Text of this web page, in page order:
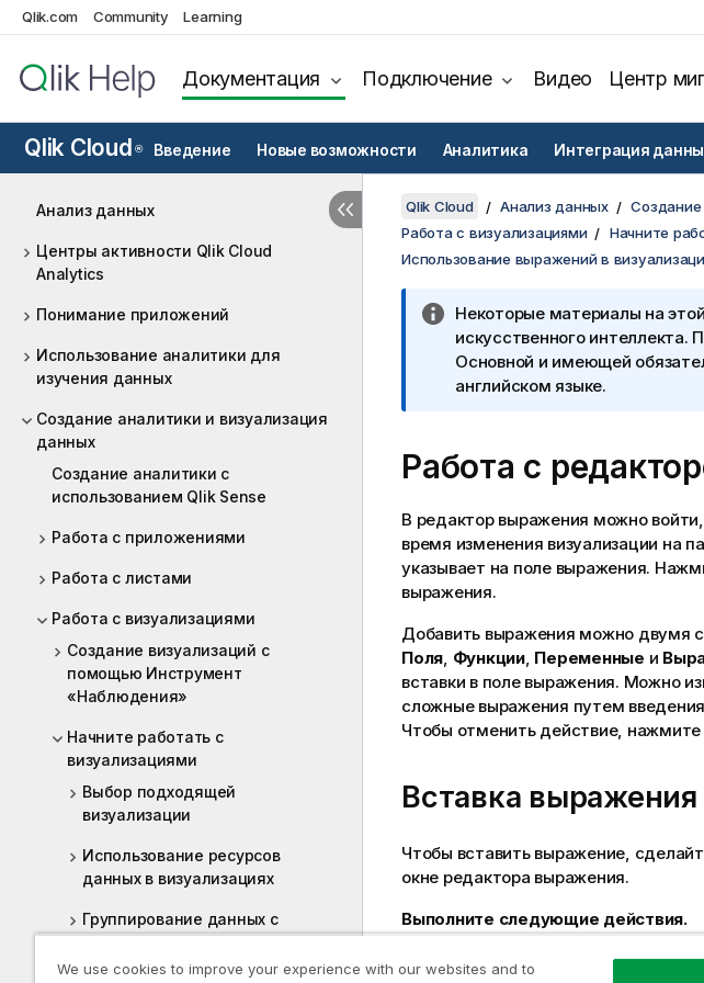
Qlik.com Community Learning
Документация Подключение Видео Центр
Qlik Cloud ® Введение Новые возможности Аналитика Интеграция
Анализ данных
Центры активности Qlik Cloud
Analytics
Понимание приложений
Использование аналитики для
изучения данных
Создание аналитики и визуализация
данных
Создание аналитики с
использованием Qlik Sense
Работа с приложениями
Работа с листами
Работа с визуализациями
Создание визуализаций с
помощью Инструмент
«Наблюдения»
Начните работать с
визуализациями
Выбор подходящей
визуализации
Использование ресурсов
данных в визуализациях
Группирование данных с
измерениями
Qlik Cloud Анализ данных
Создание
Работа с визуализациями
Начните
Использование выражений в
Некоторые материалы на
искусственного интеллекта.
Основной и имеющей
английском языке.
Работа с
В редактор выражения можно
время изменения визуализации на
указывает на полевыражения.
выражения.
Добавить выражения можно двумя
Поля, Функции, Переменные и
вставки в поле выражения. Можно
сложные выражения путем
Чтобы отменить действие, нажмите
Вставка
Чтобы вставить выражение,
окне редактора выражения.
Выполните следующие действия.
Если необходимо ограничить
We use cookies to improve your experience with our websites and to